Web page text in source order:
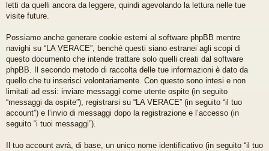
letti da quelli ancora da leggere, quindi agevolando la lettura nelle tue
visite future.
Possiamo anche generare cookie esterni al software phpBB mentre
navighi su “LA VERACE”, benché questi siano estranei agli scopi di
questo documento che intende trattare solo quelli creati dal software
phpBB. Il secondo metodo di raccolta delle tue informazioni è dato da
quello che tu inserisci volontariamente. Con questo sono intesi e non
limitati ad essi: inviare messaggi come utente ospite (in seguito
“messaggi da ospite”), registrarsi su “LA VERACE” (in seguito “il tuo
account”) e l’invio di messaggi dopo la registrazione e l’accesso (in
seguito “i tuoi messaggi”).
Il tuo account avrà, di base, un unico nome identificativo (in seguito “il tuo